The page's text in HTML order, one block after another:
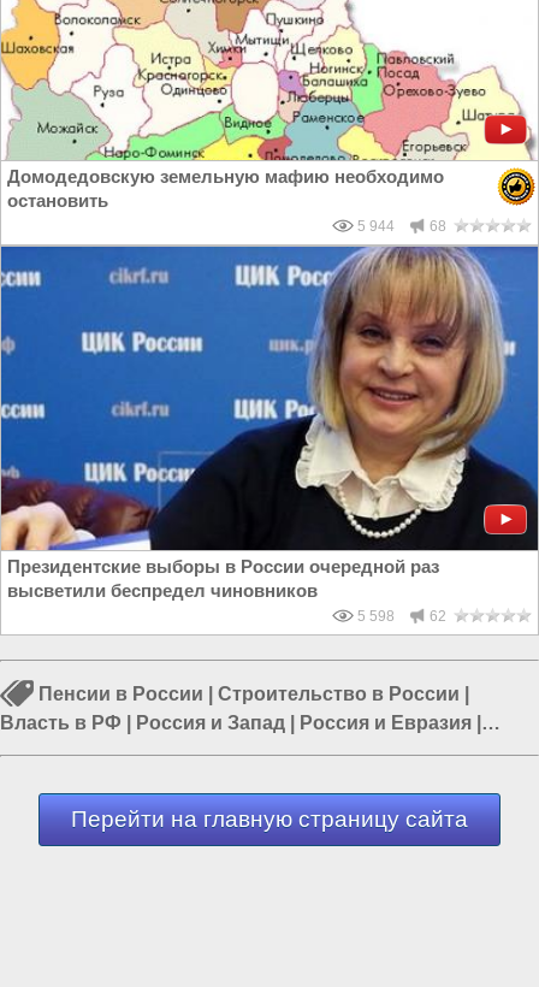
Домодедовскую земельную мафию необходимо
остановить
5 944 68
Президентские выборы в России очередной раз
высветили беспредел чиновников
5 598 62
Пенсии в России Строительство в России
Власть в РФ
Россия и Запад Россия и Евразия
Бизнес России|Бизнес в России
Перейти на главную страницу сайта